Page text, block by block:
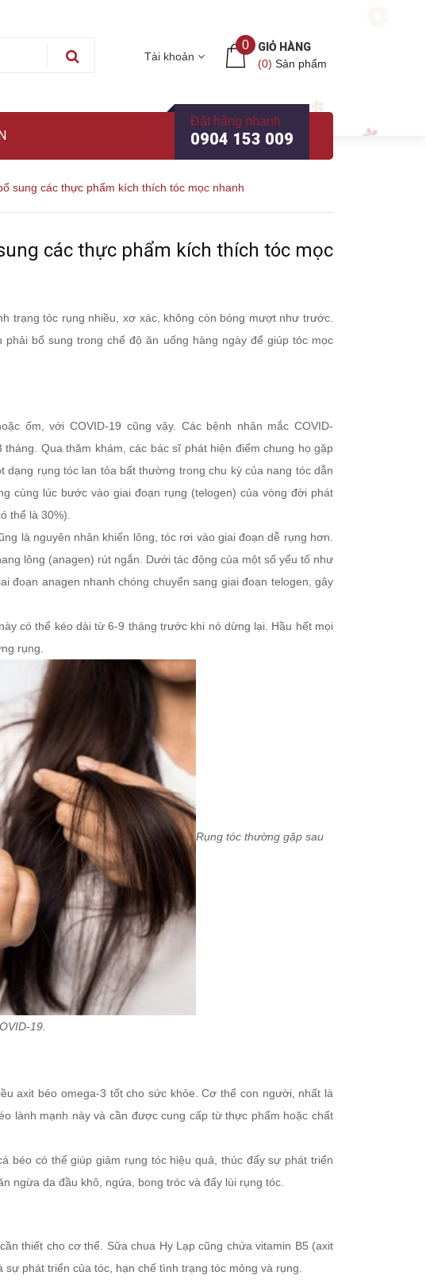
Tài khoản
0
GIỎ HÀNG
(0) Sản phẩm
Đặt hàng nhanh
0904 153 009
sung các thực phẩm kích thích tóc mọc nhanh
các thực phẩm kích thích tóc mọc
trạng tóc rụng nhiều, xơ xác, không còn bóng mượt như trước.
bổ sung trong chế độ ăn uống hàng ngày để giúp tóc mọc
ốm, với COVID-19 cũng vậy. Các bệnh nhân mắc COVID-
Qua thăm khám, các bác sĩ phát hiện điểm chung họ gặp
rụng tóc lan tỏa bất thường trong chu kỳ của nang tóc dẫn
cùng lúc bước vào giai đoạn rụng (telogen) của vòng đời phát
thể là 30%).
là nguyên nhân khiến lông, tóc rơi vào giai đoạn dễ rụng hơn.
lông (anagen) rút ngắn. Dưới tác động của một số yếu tố như
đoạn anagen nhanh chóng chuyển sang giai đoạn telogen, gây
có thể kéo dài từ 6-9 tháng trước khi nó dừng lại. Hầu hết mọi
rụng.
Rụng tóc thường gặp sau
19.
axit béo omega-3 tốt cho sức khỏe. Cơ thể con người, nhất là
lành mạnh này và cần được cung cấp từ thực phẩm hoặc chất
béo có thể giúp giảm rụng tóc hiệu quả, thúc đẩy sự phát triển
ngừa da đầu khô, ngứa, bong tróc và đẩy lùi rụng tóc.
thiết cho cơ thể. Sữa chua Hy Lạp cũng chứa vitamin B5 (axit
phát triển của tóc, hạn chế tình trạng tóc mỏng và rụng.